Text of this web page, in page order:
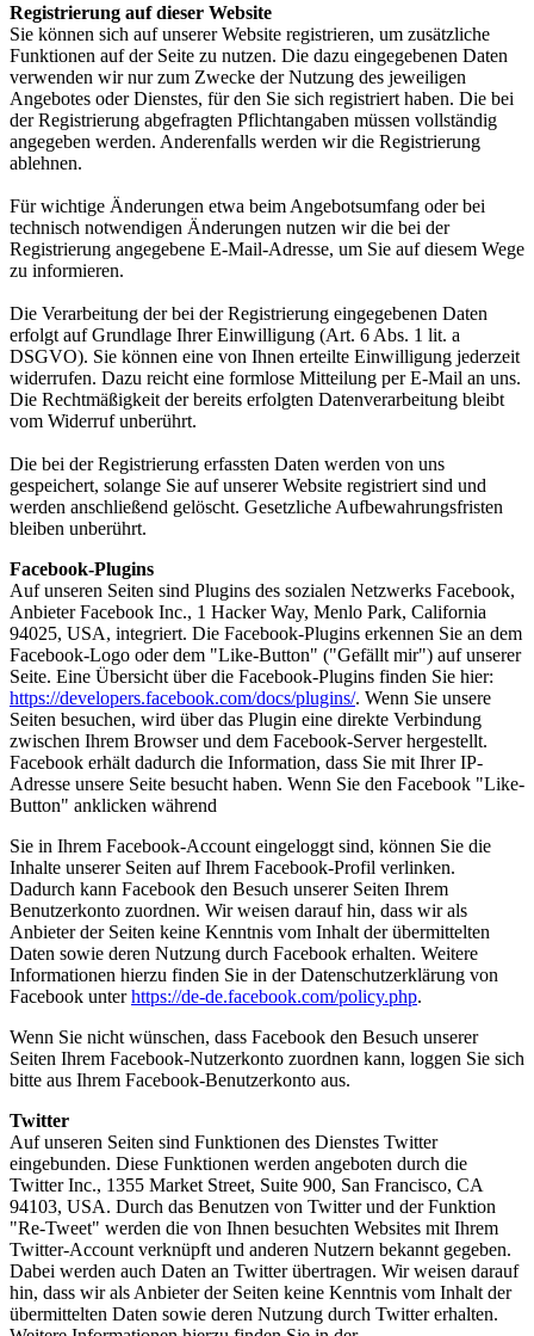
Registrierung auf dieser Website
Sie können sich auf unserer Website registrieren, um zusätzliche
Funktionen auf der Seite zu nutzen. Die dazu eingegebenen Daten
verwenden wir nur zum Zwecke der Nutzung des jeweiligen
Angebotes oder Dienstes, für den Sie sich registriert haben. Die bei
der Registrierung abgefragten Pflichtangaben müssen vollständig
angegeben werden. Anderenfalls werden wir die Registrierung
ablehnen.
Für wichtige Änderungen etwa beim Angebotsumfang oder bei
technisch notwendigen Änderungen nutzen wir die bei der
Registrierung angegebene E-Mail-Adresse, um Sie auf diesem Wege
zu informieren.
Die Verarbeitung der bei der Registrierung eingegebenen Daten
erfolgt auf Grundlage Ihrer Einwilligung (Art. 6 Abs. 1 lit. a
DSGVO). Sie können eine von Ihnen erteilte Einwilligung jederzeit
widerrufen. Dazu reicht eine formlose Mitteilung per E-Mail an uns.
Die Rechtmäßigkeit der bereits erfolgten Datenverarbeitung bleibt
vom Widerruf unberührt.
Die bei der Registrierung erfassten Daten werden von uns
gespeichert, solange Sie auf unserer Website registriert sind und
werden anschließend gelöscht. Gesetzliche Aufbewahrungsfristen
bleiben unberührt.
Facebook-Plugins
Auf unseren Seiten sind Plugins des sozialen Netzwerks Facebook,
Anbieter Facebook Inc., 1 Hacker Way, Menlo Park, California
94025, USA, integriert. Die Facebook-Plugins erkennen Sie an dem
Facebook-Logo oder dem "Like-Button" ("Gefällt mir") auf unserer
Seite. Eine Übersicht über die Facebook-Plugins finden Sie hier:
https://developers.facebook.com/docs/plugins/. Wenn Sie unsere
Seiten besuchen, wird über das Plugin eine direkte Verbindung
zwischen Ihrem Browser und dem Facebook-Server hergestellt.
Facebook erhält dadurch die Information, dass Sie mit Ihrer IP-
Adresse unsere Seite besucht haben. Wenn Sie den Facebook "Like-
Button" anklicken während
Sie in Ihrem Facebook-Account eingeloggt sind, können Sie die
Inhalte unserer Seiten auf Ihrem Facebook-Profil verlinken.
Dadurch kann Facebook den Besuch unserer Seiten Ihrem
Benutzerkonto zuordnen. Wir weisen darauf hin, dass wir als
Anbieter der Seiten keine Kenntnis vom Inhalt der übermittelten
Daten sowie deren Nutzung durch Facebook erhalten. Weitere
Informationen hierzu finden Sie in der Datenschutzerklärung von
Facebook unterhttps://de-de.facebook.com/policy.php.
Wenn Sie nicht wünschen, dass Facebook den Besuch unserer
Seiten Ihrem Facebook-Nutzerkonto zuordnen kann, loggen Sie sich
bitte aus Ihrem Facebook-Benutzerkonto aus.
Twitter
Auf unseren Seiten sind Funktionen des Dienstes Twitter
eingebunden. Diese Funktionen werden angeboten durch die
Twitter Inc., 1355 Market Street, Suite 900, San Francisco, CA
94103, USA. Durch das Benutzen von Twitter und der Funktion
"Re-Tweet" werden die von Ihnen besuchten Websites mit Ihrem
Twitter-Account verknüpft und anderen Nutzern bekannt gegeben.
Dabei werden auch Daten an Twitter übertragen. Wir weisen darauf
hin, dass wir als Anbieter der Seiten keine Kenntnis vom Inhalt der
übermittelten Daten sowie deren Nutzung durch Twitter erhalten.